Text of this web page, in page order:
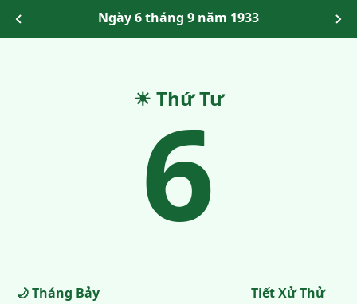
Ngày 6 tháng 9 năm 1933
☀ Thứ Tư
6
🌙 Tháng Bảy
Tiết Xử Thử